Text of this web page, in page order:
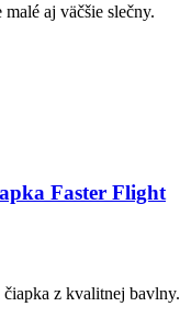
aj väčšie slečny.
Faster Flight
z kvalitnej bavlny.